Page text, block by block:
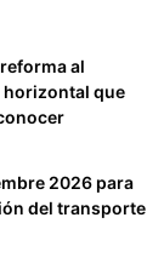
al
horizontal que
2026 para
del transporte